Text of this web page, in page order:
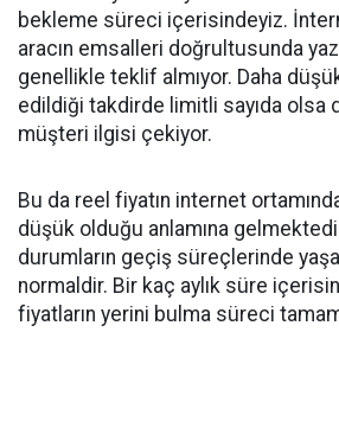
bekleme süreci içerisindeyiz.
aracın emsalleri doğrultusunda
genellikle teklif almıyor. Daha
edildiği takdirde limitli sayıda olsa
müşteri ilgisi çekiyor.
Bu da reel fiyatın internet
düşük olduğu anlamına
durumların geçiş süreçlerinde
normaldir. Bir kaç aylık süre
fiyatların yerini bulma süreci